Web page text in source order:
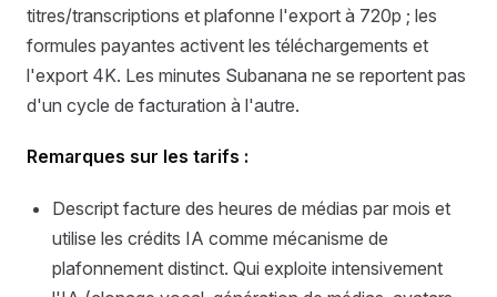
titres/transcriptions et plafonne l'export à 720p ; les
formules payantes activent les téléchargements et
l'export 4K. Les minutes Subanana ne se reportent pas
d'un cycle de facturation à l'autre.
Remarques sur les tarifs :
Descript facture des heures de médias par mois et
utilise les crédits IA comme mécanisme de
plafonnement distinct. Qui exploite intensivement